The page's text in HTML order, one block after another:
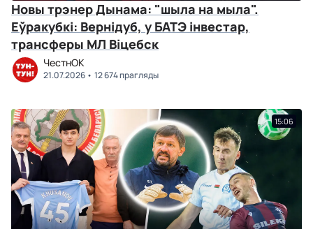
Новы трэнер Дынама: "шыла на мыла".
Еўракубкі: Вернідуб, у БАТЭ інвестар,
трансферы МЛ Віцебск
ЧестнОК
21.07.2026 12 674 прагляды
15:06